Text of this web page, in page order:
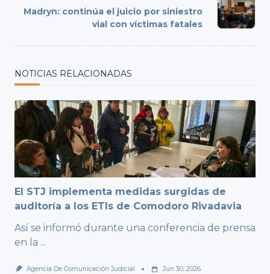
reader-
text">Page</span>
Madryn: continúa el juicio por siniestro
vial con víctimas fatales
NOTICIAS RELACIONADAS
El STJ implementa medidas surgidas de
auditoría a los ETIs de Comodoro Rivadavia
Así se informó durante una conferencia de prensa
en la ...
Agencia De Comunicación Judicial Jun 30, 2026